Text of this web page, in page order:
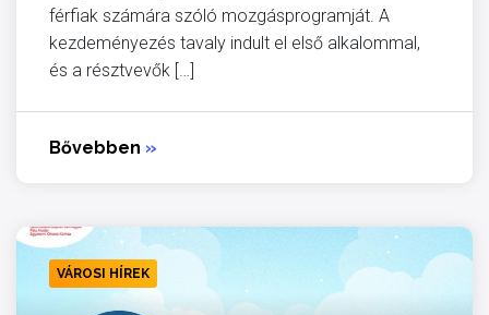
férfiak számára szóló mozgásprogramját. A
kezdeményezés tavaly indult el első alkalommal,
és a résztvevők […]
Bővebben »
VÁROSI HÍREK